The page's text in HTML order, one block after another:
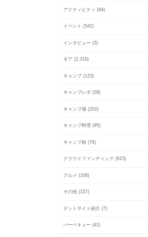
アクティビティ (64)
イベント (542)
インタビュー (3)
ギア (2,318)
キャンプ (123)
キャンプレポ (39)
キャンプ場 (202)
キャンプ料理 (95)
キャンプ術 (78)
クラウドファンディング (915)
グルメ (106)
その他 (157)
テントサイト紹介 (7)
バーベキュー (41)